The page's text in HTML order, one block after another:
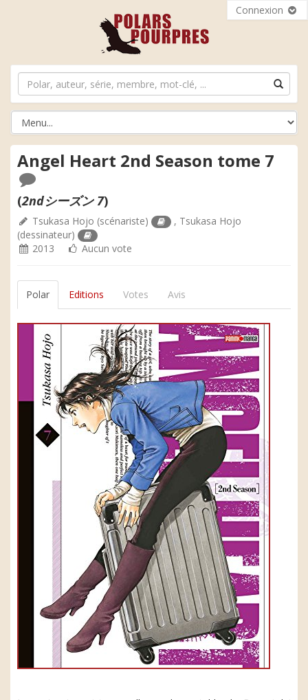
Connexion
Angel Heart 2nd Season tome 7
(2ndシーズン 7)
Tsukasa Hojo (scénariste) , Tsukasa Hojo
(dessinateur)
2013
Aucun vote
Polar Editions Votes Avis